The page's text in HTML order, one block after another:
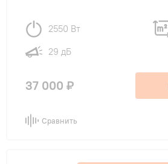
2550 Вт
29 дБ
37 000 ₽
Сравнить